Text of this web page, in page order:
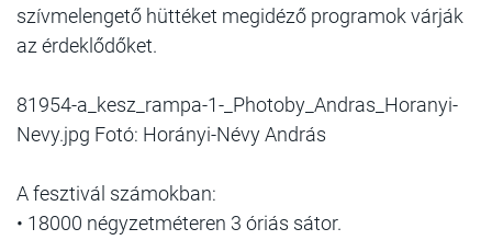
szívmelengető hüttéket megidéző programok várják
az érdeklődőket.
81954-a_kesz_rampa-1-_Photoby_Andras_Horanyi-
Nevy.jpg Fotó: Horányi-Névy András
A fesztivál számokban:
• 18000 négyzetméteren 3 óriás sátor.